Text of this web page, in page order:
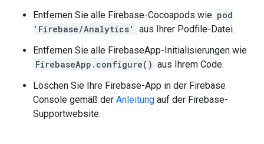
Entfernen Sie alle Firebase-Cocoapods wie pod
'Firebase/Analytics'
aus Ihrer Podfile-Datei.
Entfernen Sie alle FirebaseApp-Initialisierungen wie
FirebaseApp.configure() aus Ihrem Code.
Löschen Sie Ihre Firebase-App in der Firebase
Console gemäß der Anleitung auf der Firebase-
Supportwebsite.